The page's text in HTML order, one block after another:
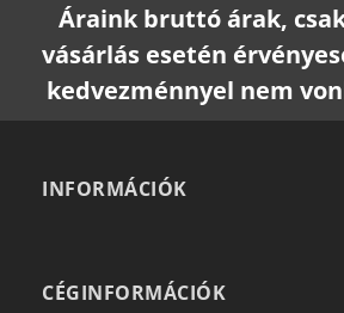
Áraink bruttó árak,
vásárlás esetén
kedvezménnyel nem
INFORMÁCIÓK
CÉGINFORMÁCIÓK